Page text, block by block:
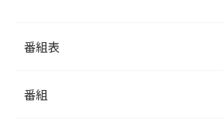
番組表
番組